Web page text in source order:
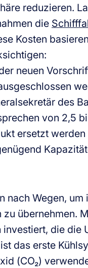
reduzieren.
die
Kosten
neuen
des
von 2,5
ersetzt werden
nach Wegen,
übernehmen.
die die
das erste
(CO₂)